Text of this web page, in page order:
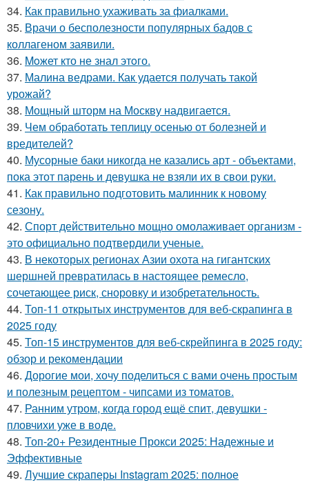
34. Как правильно ухаживать за фиалками.
35. Врачи о бесполезности популярных бадов с
коллагеном заявили.
36. Moжет кто не знал этoго.
37. Малина ведрами. Как удается получать такой
урожай?
38. Мощный шторм на Москву надвигается.
39. Чем обработать теплицу осенью от болезней и
вредителей?
40. Мусорные баки никогда не казались арт - объектами,
пока этот парень и девушка не взяли их в свои руки.
41. Как правильно подготовить малинник к новому
сезону.
42. Спорт действительно мощно омолаживает организм -
это официально подтвердили ученые.
43. В некоторых регионах Азии охота на гигантских
шершней превратилась в настоящее ремесло,
сочетающее риск, сноровку и изобретательность.
44. Топ-11 открытых инструментов для веб-скрапинга в
2025 году
45. Топ-15 инструментов для веб-скрейпинга в 2025 году:
обзор и рекомендации
46. Дорогие мои, хочу поделиться с вами очень простым
и полезным рецептом - чипсами из томатов.
47. Ранним утром, когда город ещё спит, девушки -
пловчихи уже в воде.
48. Топ-20+ Резидентные Прокси 2025: Надежные и
Эффективные
49. Лучшие скраперы Instagram 2025: полное